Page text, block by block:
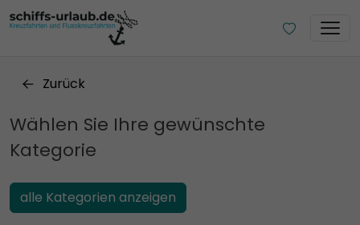
Zurück
Wählen Sie Ihre gewünschte
Kategorie
alle Kategorien anzeigen